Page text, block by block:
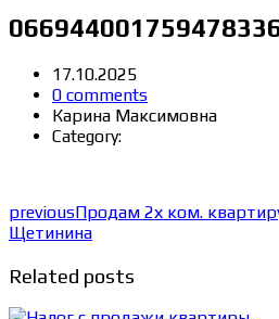
17.10.2025
0 comments
Карина Максимовна
Category:
previousПродам 2х ком.
Щетинина
Related posts